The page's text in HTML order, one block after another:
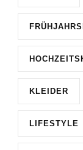
KLEIDER
LIFESTYLE